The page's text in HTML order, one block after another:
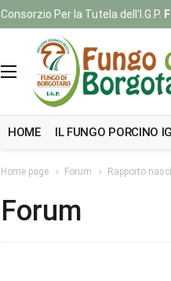
Consorzio Per la Tutela dell'I.G.P.
HOME IL FUNGO PORCINO
Home page Forum Rapporto
Forum